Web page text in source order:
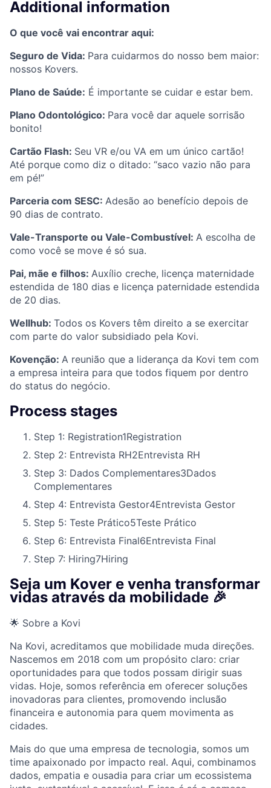
Additional information
O que você vai encontrar aqui:
Seguro de Vida: Para cuidarmos do nosso bem maior:
nossos Kovers.
Plano de Saúde: É importante se cuidar e estar bem.
Plano Odontológico: Para você dar aquele sorrisão
bonito!
Cartão Flash: Seu VR e/ou VA em um único cartão!
Até porque como diz o ditado: “saco vazio não para
em pé!”
Parceria com SESC: Adesão ao benefício depois de
90 dias de contrato.
Vale-Transporte ou Vale-Combustível: A escolha de
como você se move é só sua.
Pai, mãe e filhos: Auxílio creche, licença maternidade
estendida de 180 dias e licença paternidade estendida
de 20 dias.
Wellhub: Todos os Kovers têm direito a se exercitar
com parte do valor subsidiado pela Kovi.
Kovenção: A reunião que a liderança da Kovi tem com
a empresa inteira para que todos fiquem por dentro
do status do negócio.
Process stages
Step 1: Registration1Registration
Step 2: Entrevista RH2Entrevista RH
Step 3: Dados Complementares3Dados
Complementares
Step 4: Entrevista Gestor4Entrevista Gestor
Step 5: Teste Prático5Teste Prático
Step 6: Entrevista Final6Entrevista Final
Step 7: Hiring7Hiring
Seja um Kover e venha transformar
vidas através da mobilidade 🎉
🌟 Sobre a Kovi
Na Kovi, acreditamos que mobilidade muda direções.
Nascemos em 2018 com um propósito claro: criar
oportunidades para que todos possam dirigir suas
vidas. Hoje, somos referência em oferecer soluções
inovadoras para clientes, promovendo inclusão
financeira e autonomia para quem movimenta as
cidades.
Mais do que uma empresa de tecnologia, somos um
time apaixonado por impacto real. Aqui, combinamos
dados, empatia e ousadia para criar um ecossistema